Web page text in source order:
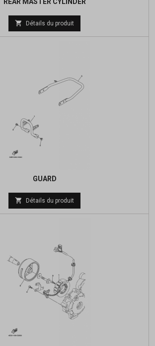
Prix
de
 Détails du produit
GUARD
Prix
de
 Détails du produit